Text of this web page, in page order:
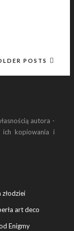
POSTS
autora -
ich kopiowania i
art deco
Enigmy